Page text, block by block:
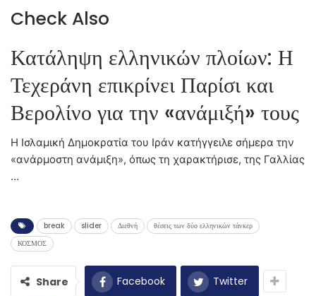
Check Also
Κατάληψη ελληνικών πλοίων: Η
Τεχεράνη επικρίνει Παρίσι και
Βερολίνο για την «ανάμιξή» τους
Η Ισλαμική Δημοκρατία του Ιράν κατήγγειλε σήμερα την
«ανάρμοστη ανάμιξη», όπως τη χαρακτήρισε, της Γαλλίας
…
break slider Διεθνή
θέσεις των δύο ελληνικών τάνκερ
ΚΟΣΜΟΣ
Share Facebook Twitter